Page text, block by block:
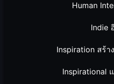
Human
Indie
Inspiration สร้า
Inspirational